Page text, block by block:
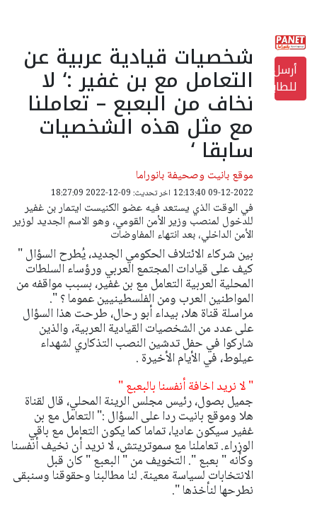
أرسل
للطابعة
شخصيات قيادية عربية عن
التعامل مع بن غفير :‘ لا
نخاف من البعبع – تعاملنا
مع مثل هذه الشخصيات
سابقا ‘
موقع بانيت وصحيفة بانوراما
09-12-2022 12:13:40 اخر تحديث: 09-12-2022 18:27:09
في الوقت الذي يستعد فيه عضو الكنيست ايتمار بن غفير
للدخول لمنصب وزير الأمن القومي، وهو الاسم الجديد لوزير
الأمن الداخلي، بعد انتهاء المفاوضات
بين شركاء الائتلاف الحكومي الجديد، يُطرح السؤال "
كيف على قيادات المجتمع العربي ورؤساء السلطات
المحلية العربية التعامل مع بن غفير، بسبب مواقفه من
المواطنين العرب ومن الفلسطينيين عموما ؟ ".
مراسلة قناة هلا، بيداء أبو رحال، طرحت هذا السؤال
على عدد من الشخصيات القيادية العربية، والذين
شاركوا في حفل تدشين النصب التذكاري لشهداء
عيلوط، في الأيام الأخيرة .
" لا نريد اخافة أنفسنا بالبعبع "
جميل بصول، رئيس مجلس الرينة المحلي، قال لقناة
هلا وموقع بانيت ردا على السؤال :" التعامل مع بن
غفير سيكون عاديا، تماما كما يكون التعامل مع باقي
الوزراء. تعاملنا مع سموتريتش، لا نريد أن نخيف أنفسنا
وكأنه " بعبع ". التخويف من " البعبع " كان قبل
الانتخابات لسياسة معينة. لنا مطالبنا وحقوقنا وسنبقى
نطرحها لنأخذها ".